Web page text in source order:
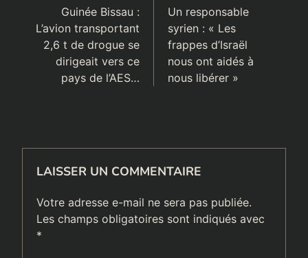
l’article
Guinée Bissau :
L’avion transportant
2,6 t de drogue se
dirigeait vers ce
pays de l’AES…
Un responsable
syrien : « Les
frappes d’Israël
nous ont aidés à
nous libérer »
LAISSER UN COMMENTAIRE
Votre adresse e-mail ne sera pas publiée.
Les champs obligatoires sont indiqués avec
*